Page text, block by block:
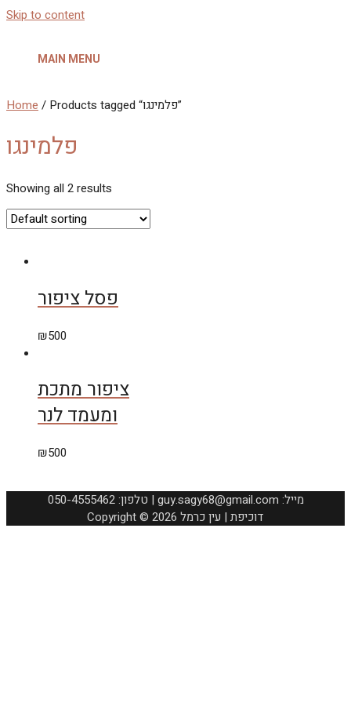
Skip to content
MAIN MENU
Home / Products tagged “פלמינגו”
פלמינגו
Showing all 2 results
פסל ציפור
₪500
ציפור מתכת
ומעמד לנר
₪500
050-4555462 :טלפון | guy.sagy68@gmail.com :מייל
Copyright © 2026 דוכיפת | עין כרמל